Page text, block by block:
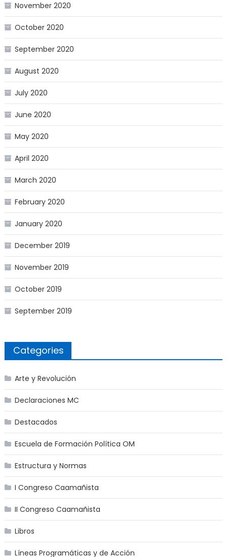
November 2020
October 2020
September 2020
August 2020
July 2020
June 2020
May 2020
April 2020
March 2020
February 2020
January 2020
December 2019
November 2019
October 2019
September 2019
Categories
Arte y Revolución
Declaraciones MC
Destacados
Escuela de Formación Política OM
Estructura y Normas
I Congreso Caamañista
II Congreso Caamañista
Libros
Líneas Programáticas y de Acción